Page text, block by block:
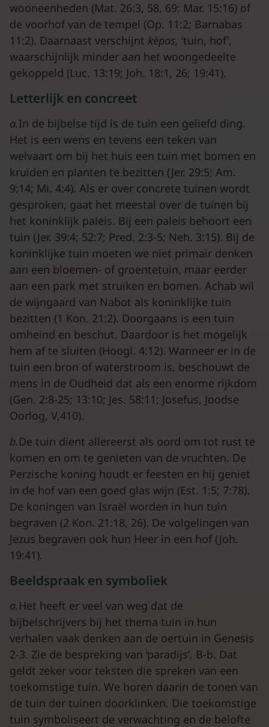
wooneenheden (Mat. 26:3, 58, 69; Mar. 15:16) of
de voorhof van de tempel (Op. 11:2; Barnabas
11:2). Daarnaast verschijnt kèpos, ‘tuin, hof’,
waarschijnlijk minder aan het woongedeelte
gekoppeld (Luc. 13:19; Joh. 18:1, 26; 19:41).
Letterlijk en concreet
a.In de bijbelse tijd is de tuin een geliefd ding.
Het is een wens en tevens een teken van
welvaart om bij het huis een tuin met bomen en
kruiden en planten te bezitten (Jer. 29:5; Am.
9:14; Mi. 4:4). Als er over concrete tuinen wordt
gesproken, gaat het meestal over de tuinen bij
het koninklijk paleis. Bij een paleis behoort een
tuin (Jer. 39:4; 52:7; Pred. 2:3-5; Neh. 3:15). Bij de
koninklijke tuin moeten we niet primair denken
aan een bloemen- of groentetuin, maar eerder
aan een park met struiken en bomen. Achab wil
de wijngaard van Nabot als koninklijke tuin
bezitten (1 Kon. 21:2). Doorgaans is een tuin
omheind en beschut. Daardoor is het mogelijk
hem af te sluiten (Hoogl. 4:12). Wanneer er in de
tuin een bron of waterstroom is, beschouwt de
mens in de Oudheid dat als een enorme rijkdom
(Gen. 2:8-25; 13:10; Jes. 58:11; Josefus, Joodse
Oorlog, V,410).
b.De tuin dient allereerst als oord om tot rust te
komen en om te genieten van de vruchten. De
Perzische koning houdt er feesten en hij geniet
in de hof van een goed glas wijn (Est. 1:5; 7:78).
De koningen van Israël worden in hun tuin
begraven (2 Kon. 21:18, 26). De volgelingen van
Jezus begraven ook hun Heer in een hof (Joh.
19:41).
Beeldspraak en symboliek
a.Het heeft er veel van weg dat de
bijbelschrijvers bij het thema tuin in hun
verhalen vaak denken aan de oertuin in Genesis
2-3. Zie de bespreking van ‘paradijs’, B-b. Dat
geldt zeker voor teksten die spreken van een
toekomstige tuin. We horen daarin de tonen van
de tuin der tuinen doorklinken. Die toekomstige
tuin symboliseert de verwachting en de belofte